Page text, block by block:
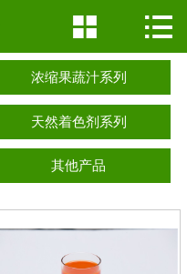
网站首页
公司简介
产品展示
新闻动态
公司基地
行业资讯
 
浓缩果蔬汁系列
天然着色剂系列
其他产品